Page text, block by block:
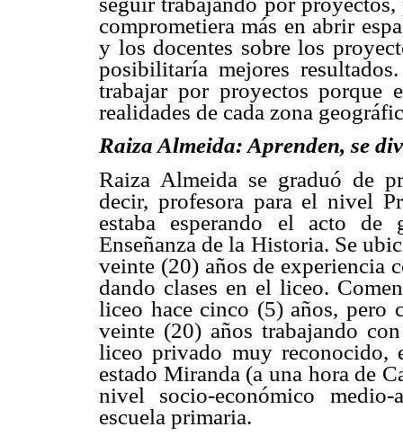
comprometiera más en abrir
y los docentes sobre los
posibilitaría mejores
trabajar por proyectos porque
realidades de cada zona
Raiza Almeida: Aprenden, se
Raiza Almeida se graduó de
decir, profesora para el nivel
estaba esperando el acto de
Enseñanza de la Historia. Se
veinte (20) años de experiencia
dando clases en el liceo.
liceo hace cinco (5) años, pero
veinte (20) años trabajando
liceo privado muy
estado Miranda (a una hora de
nivel socio-económico
escuela primaria.